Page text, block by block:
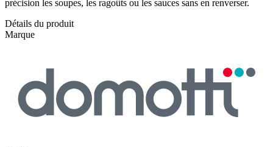
précision les soupes, les ragoûts ou les sauces sans en renverser.
Détails du produit
Marque